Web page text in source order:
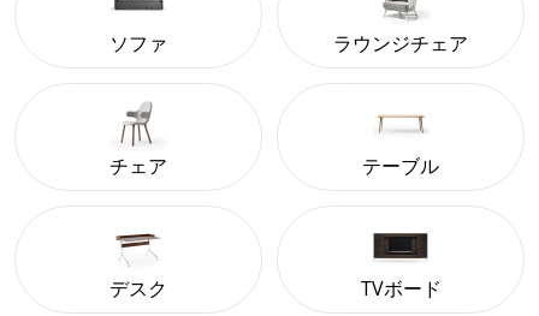
ソファ ラウンジチェア
チェア テーブル
デスク TVボード